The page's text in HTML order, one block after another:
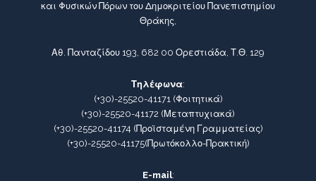
και Φυσικών Πόρων του Δημοκριτείου Πανεπιστημίου
Θράκης,
Αθ. Πανταζίδου 193, 682 00 Ορεστιάδα, Τ.Θ. 129
Τηλέφωνα:
(+30)-25520-41171(Φοιτητικά)
(+30)-25520-41172 (Μεταπτυχιακά)
(+30)-25520-41174 (Προϊσταμένη Γραμματείας)
(+30)-25520-41175(Πρωτόκολλο-Πρακτική)
E-mail: